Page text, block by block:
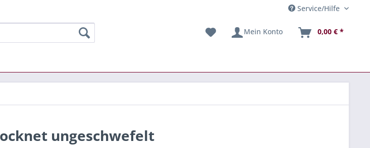
Service/Hilfe
Mein Konto 0,00 € *
ungeschwefelt